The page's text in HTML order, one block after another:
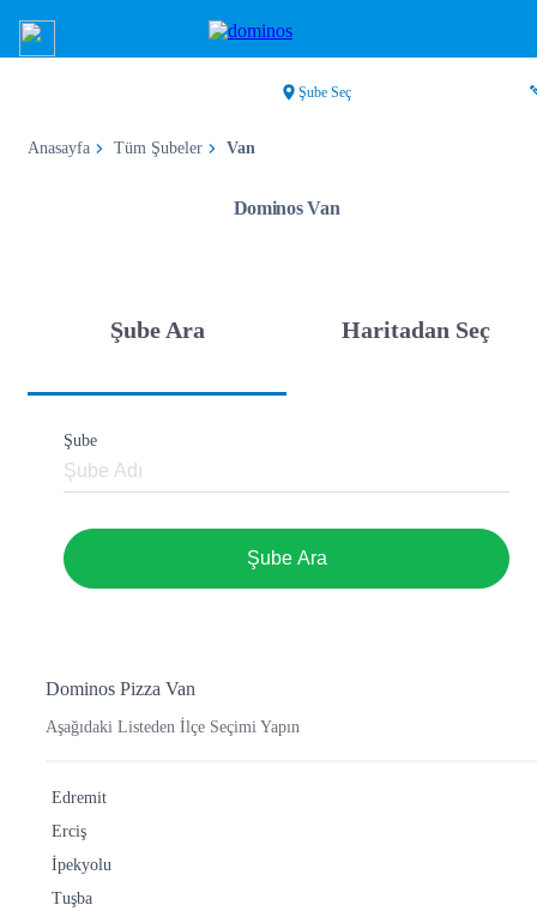
Şube Seç
Anasayfa Tüm Şubeler Van
Dominos Van
Şube Ara Haritadan Seç
Şube
Şube Ara
Dominos Pizza Van
Aşağıdaki Listeden İlçe Seçimi Yapın
Edremit
Erciş
İpekyolu
Tuşba